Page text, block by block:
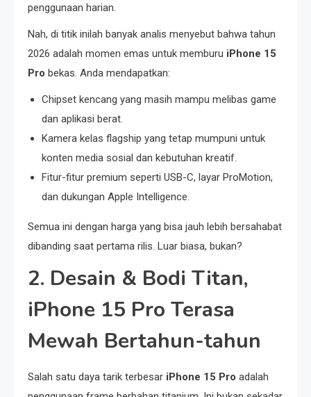
penggunaan harian.
Nah, di titik inilah banyak analis menyebut bahwa tahun
2026 adalah momen emas untuk memburu iPhone 15
Pro bekas. Anda mendapatkan:
Chipset kencang yang masih mampu melibas game
dan aplikasi berat.
Kamera kelas flagship yang tetap mumpuni untuk
konten media sosial dan kebutuhan kreatif.
Fitur-fitur premium seperti USB-C, layar ProMotion,
dan dukungan Apple Intelligence.
Semua ini dengan harga yang bisa jauh lebih bersahabat
dibanding saat pertama rilis. Luar biasa, bukan?
2. Desain & Bodi Titan,
iPhone 15 Pro Terasa
Mewah Bertahun-tahun
Salah satu daya tarik terbesar iPhone 15 Pro adalah